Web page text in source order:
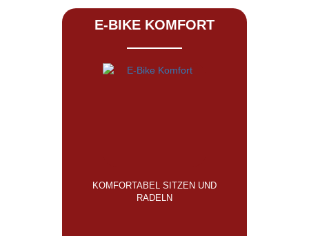
E-BIKE KOMFORT
KOMFORTABEL SITZEN UND
RADELN